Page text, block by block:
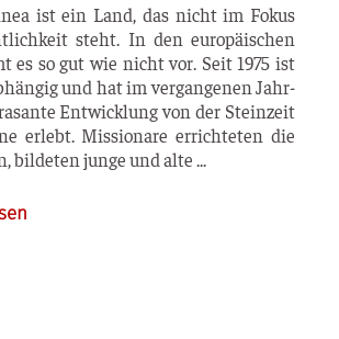
ist ein Land, das nicht im Fokus
steht. In den euro­päi­schen
es so gut wie nicht vor. Seit 1975 ist
und hat im ver­gan­ge­nen Jahr­
Ent­wick­lung von der Stein­zeit
erlebt. Mis­sio­na­re errich­te­ten die
bil­de­ten jun­ge und alte